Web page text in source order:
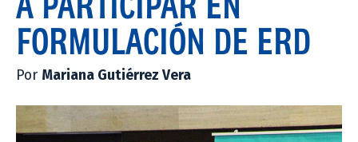
FORMULACIÓN DE ERD
Por Mariana Gutiérrez Vera